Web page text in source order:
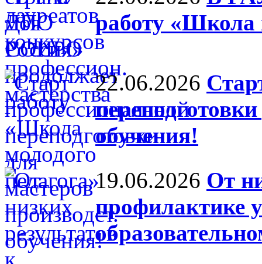
работу «Школа
22.06.2026
обучения!
19.06.2026 От
профилактике